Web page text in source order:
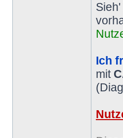
Ich
mit